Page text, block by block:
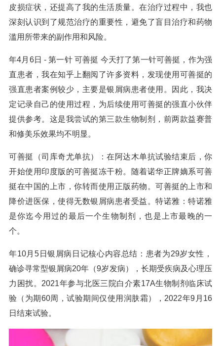
皮损症状，还提高了我的生活质量。在治疗过程中，我也
深刻认识到了规范治疗的重要性，避免了盲目治疗和药物
滥用所带来的副作用和风险。
年4月6日 - 第一针 可善挺 今天打了第一针可善挺，作为强
直患者，我在知乎上翻阅了许多资料，发现使用可善挺的
强直患者案例较少，主要是银屑病患者使用。因此，我决
定记录自己的使用过程，为后续使用可善挺的强直小伙伴
提供参考。这是我尝试的第三款生物制剂，前两款益赛普
和修美乐效果均不明显。
可善挺（司库奇尤单抗）：在阿达木单抗试验结束后，你
开始使用印度版的可善挺冻干粉。随着诺华正牌嫡系可善
挺在中国的上市，你转而使用正版药物。可善挺的上市和
降价进医保，使得无数银屑病患者受益。特诺雅：特诺雅
是你迄今用过的最后一个生物制剂，也是上市最晚的一
个。
年10月5日银屑病日记核心内容总结：患者为29岁女性，
确诊寻常型银屑病20年（9岁发病），长期受疾病及心理压
力困扰。2021年参与北医三院白介素17A生物制剂临床试
验（为期60周，试验期间仅使用润肤霜），2022年9月16
日结束试验。